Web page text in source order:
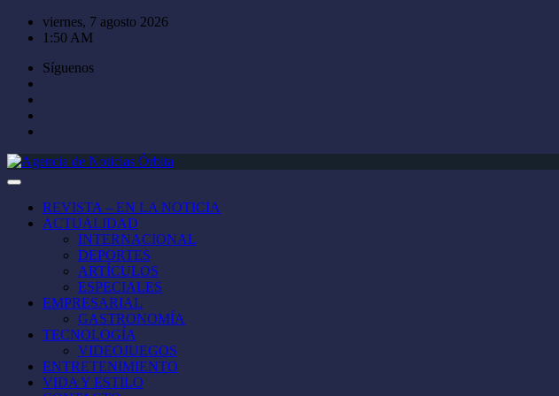
Saltar
viernes, 7 agosto 2026
1:50 AM
Síguenos
REVISTA – EN LA NOTICIA
ACTUALIDAD
INTERNACIONAL
DEPORTES
ARTÍCULOS
ESPECIALES
EMPRESARIAL
GASTRONOMÍA
TECNOLOGÍA
VIDEOJUEGOS
ENTRETENIMIENTO
VIDA Y ESTILO